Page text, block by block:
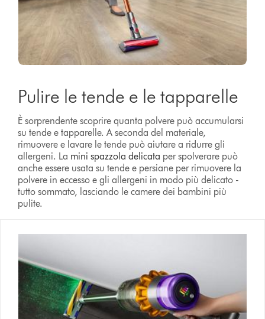
Pulire le tende e le tapparelle
È sorprendente scoprire quanta polvere può accumularsi
su tende e tapparelle. A seconda del materiale,
rimuovere e lavare le tende può aiutare a ridurre gli
allergeni. La mini spazzola delicata per spolverare può
anche essere usata su tende e persiane per rimuovere la
polvere in eccesso e gli allergeni in modo più delicato -
tutto sommato, lasciando le camere dei bambini più
pulite.